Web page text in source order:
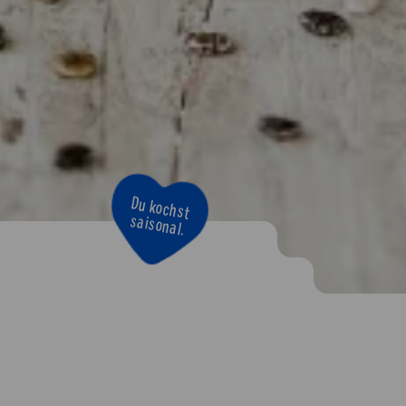
Du kochst
saisonal.